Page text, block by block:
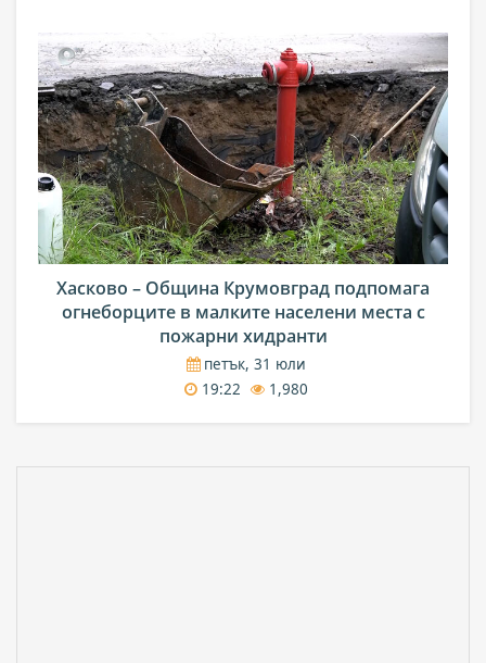
Хасково – Община Крумовград подпомага
огнеборците в малките населени места с
пожарни хидранти
петък, 31 юли
19:22
1,980